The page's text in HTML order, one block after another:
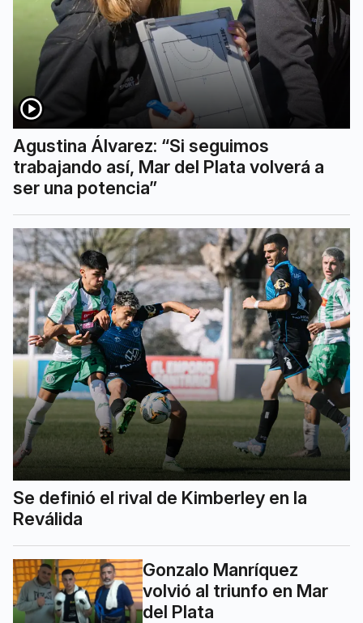
Agustina Álvarez: “Si seguimos
trabajando así, Mar del Plata volverá a
ser una potencia”
Se definió el rival de Kimberley en la
Reválida
Gonzalo Manríquez
volvió al triunfo en Mar
del Plata